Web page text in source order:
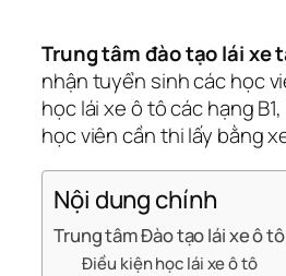
Trung tâm đào tạo lái xe
nhận tuyển sinh các học
học lái xe ô tô các hạng
học viên cần thi lấy bằng
Nội dung chính
Trung tâm Đào tạo lái xe ô
Điều kiện học lái xe ô tô